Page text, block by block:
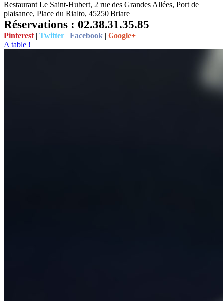
Restaurant Le Saint-Hubert, 2 rue des Grandes Allées, Port de
plaisance, Place du Rialto, 45250 Briare
Réservations : 02.38.31.35.85
Pinterest | Twitter | Facebook | Google+
A table !